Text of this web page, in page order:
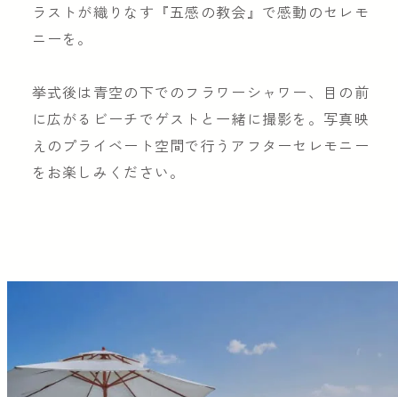
ラストが織りなす『五感の教会』で感動のセレモ
ニーを。
挙式後は青空の下でのフラワーシャワー、目の前
に広がるビーチでゲストと一緒に撮影を。写真映
えのプライベート空間で行うアフターセレモニー
をお楽しみください。